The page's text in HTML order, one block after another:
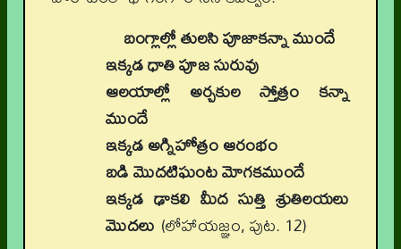
బంగ్లాల్లో తులసి పూజాకన్నా ముందే
ఇక్కడ ధాతి పూజ సురువు
ఆలయాల్లో అర్చకుల స్తోత్రం కన్నా
ముందే
ఇక్కడ అగ్నిహోత్రం ఆరంభం
బడి మొదటిఘంట మోగకముందే
ఇక్కడ ఢాకలి మీద సుత్తి శ్రుతిలయలు
మొదలు (లోహాయజ్ఞం, పుట. 12)